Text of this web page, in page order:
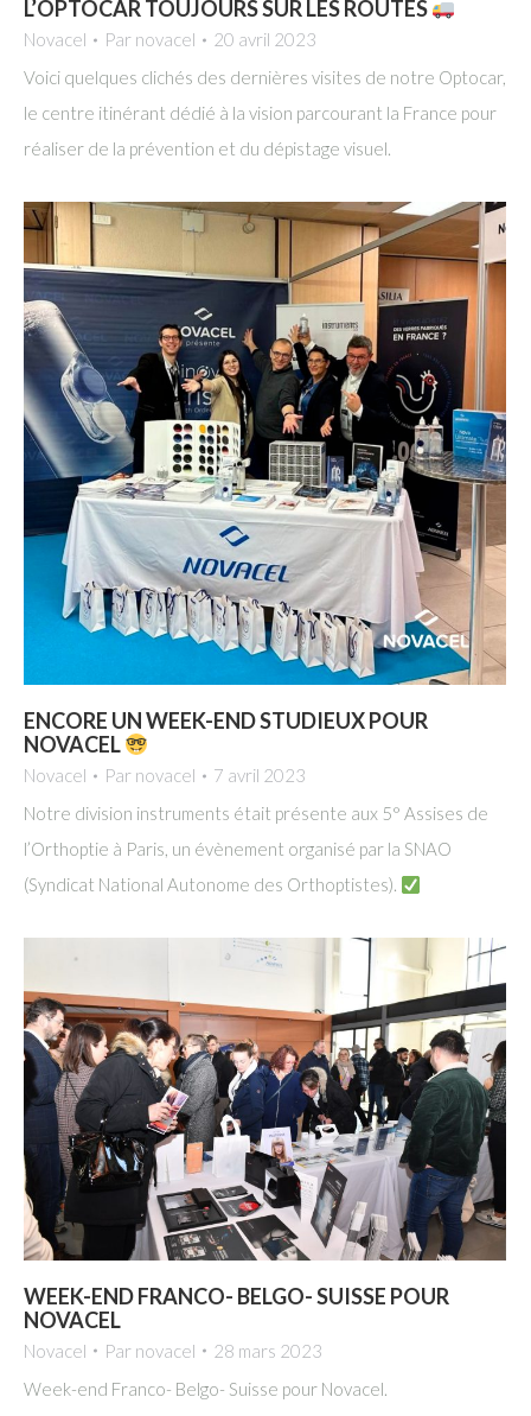
L’OPTOCAR TOUJOURS SUR LES ROUTES
Novacel Par novacel
20 avril 2023
Voici quelques clichés des dernières visites de notre Optocar,
le centre itinérant dédié à la vision parcourant la France pour
réaliser de la prévention et du dépistage visuel.
ENCORE UN WEEK-END STUDIEUX POUR
NOVACEL
Novacel Par novacel
7 avril 2023
Notre division instruments était présente aux 5° Assises de
l’Orthoptie à Paris, un évènement organisé par la SNAO
(Syndicat National Autonome des Orthoptistes).
WEEK-END FRANCO- BELGO- SUISSE POUR
NOVACEL
Novacel Par novacel
28 mars 2023
Week-end Franco- Belgo- Suisse pour Novacel.